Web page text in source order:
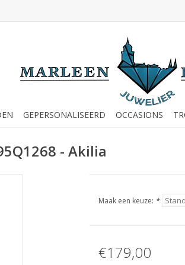
GEPERSONALISEERD OCCASIONS
- Akilia
Maak een keuze: *
€179,00